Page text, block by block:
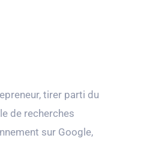
tirer parti du
de recherches
sur Google,